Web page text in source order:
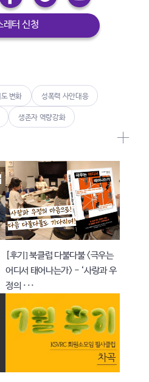
레터 신청
도 변화 성폭력 사안대응
생존자 역량강화
[후기] 북클럽 다불다불 <극우는
어디서 태어나는가> - ‘사랑과 우
정의 ···